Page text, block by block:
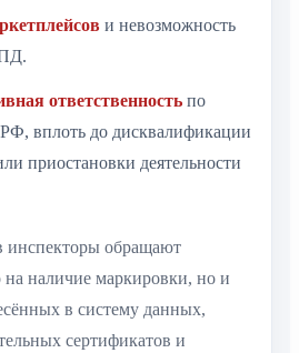
и невозможность
ответственность по
вплоть до дисквалификации
приостановки деятельности
инспекторы обращают
на наличие маркировки, но и
в систему данных,
сертификатов и